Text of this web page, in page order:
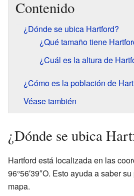
Contenido
¿Dónde se ubica Hartford?
¿Qué tamaño tiene
¿Cuál es la altura de
¿Cómo es la población de
Véase también
¿Dónde se ubica
Hartford está localizada en las
96°56′39″O. Esto ayuda a saber
mapa.